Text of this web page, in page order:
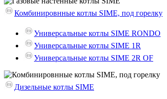
Комбинировнные котлы SIME, под горелку
Универсальные котлы SIME RONDO
Универсальные котлы SIME 1R
Универсальные котлы SIME 2R OF
Дизельные котлы SIME